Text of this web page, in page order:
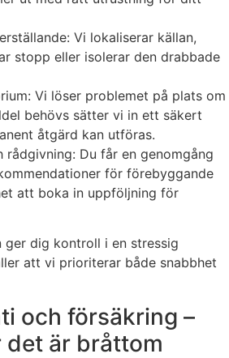
Vi lokaliserar källan,
stopp eller isolerar den drabbade
Vi löser problemet på plats om
behövs sätter vi in ett säkert
åtgärd kan utföras.
rådgivning: Du får en genomgång
för förebyggande
att boka in uppföljning för
ger dig kontroll i en stressig
att vi prioriterar både snabbhet
och försäkring –
är bråttom